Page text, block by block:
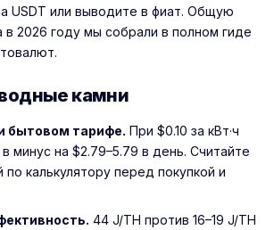
USDT или выводите в фиат. Общую
в 2026 году мы собрали в полном гиде
.
камни
бытовом тарифе. При $0.10 за кВт·ч
в минус на $2.79–5.79 в день. Считайте
по калькулятору перед покупкой и
44 J/TH против 16–19 J/TH